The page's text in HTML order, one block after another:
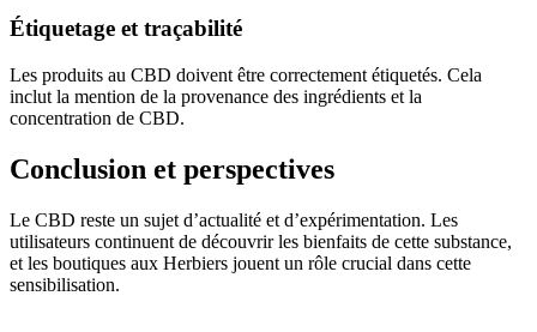
Étiquetage et traçabilité
Les produits au CBD doivent être correctement étiquetés. Cela
inclut la mention de la provenance des ingrédients et la
concentration de CBD.
Conclusion et perspectives
Le CBD reste un sujet d’actualité et d’expérimentation. Les
utilisateurs continuent de découvrir les bienfaits de cette substance,
et les boutiques aux Herbiers jouent un rôle crucial dans cette
sensibilisation.